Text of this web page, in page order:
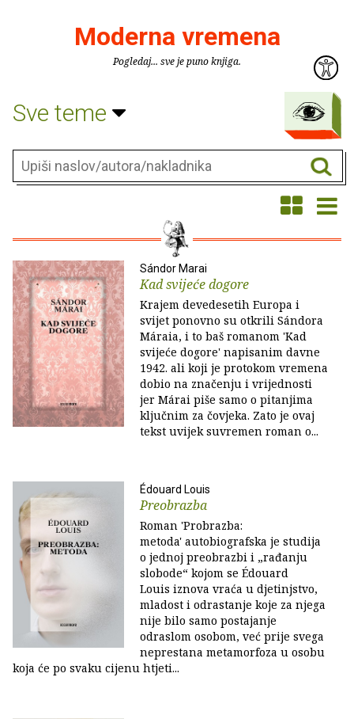
Moderna vremena
Pogledaj... sve je puno knjiga.
Sve teme
Sándor Marai
Kad svijeće dogore
Krajem devedesetih Europa i
svijet ponovno su otkrili Sándora
Máraia, i to baš romanom 'Kad
svijeće dogore' napisanim davne
1942. ali koji je protokom vremena
dobio na značenju i vrijednosti
jer Márai piše samo o pitanjima
ključnim za čovjeka. Zato je ovaj
tekst uvijek suvremen roman o...
Édouard Louis
Preobrazba
Roman 'Probrazba:
metoda' autobiografska je studija
o jednoj preobrazbi i „rađanju
slobode“ kojom se Édouard
Louis iznova vraća u djetinjstvo,
mladost i odrastanje koje za njega
nije bilo samo postajanje
odraslom osobom, već prije svega
neprestana metamorfoza u osobu
koja će po svaku cijenu htjeti...